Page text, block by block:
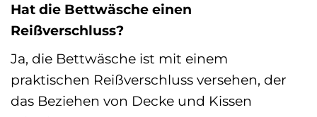
Hat die Bettwäsche einen
Reißverschluss?
Ja, die Bettwäsche ist mit einem
praktischen Reißverschluss versehen, der
das Beziehen von Decke und Kissen